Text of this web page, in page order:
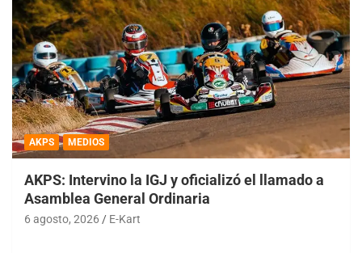
AKPS MEDIOS
AKPS: Intervino la IGJ y oficializó el llamado a
Asamblea General Ordinaria
6 agosto, 2026 E-Kart